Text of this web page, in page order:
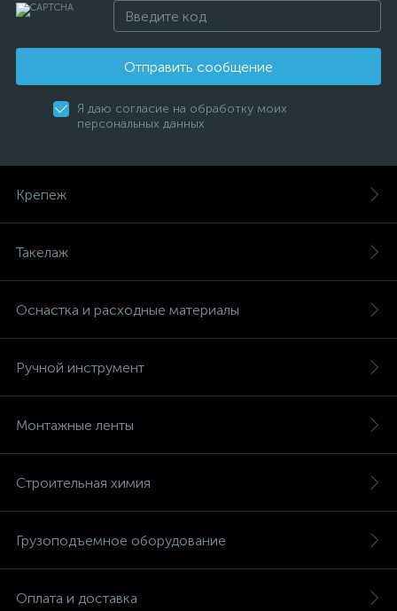
Отправить сообщение
Я даю согласие на обработку моих
персональных данных
Крепеж
Такелаж
Оснастка и расходные материалы
Ручной инструмент
Монтажные ленты
Строительная химия
Грузоподъемное оборудование
Оплата и доставка